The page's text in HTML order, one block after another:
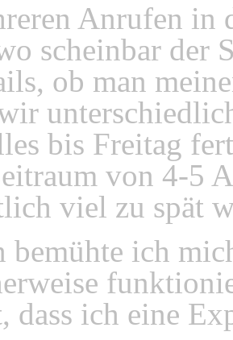
Anrufen in
scheinbar der
ob man
bis Freitag
von 4-5
viel zu spät
bemühte ich
dass ich eine